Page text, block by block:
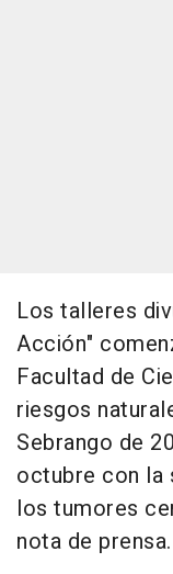
Los talleres
Acción"
Facultad de
riesgos
Sebrango de
octubre con la
los tumores
nota de prensa.